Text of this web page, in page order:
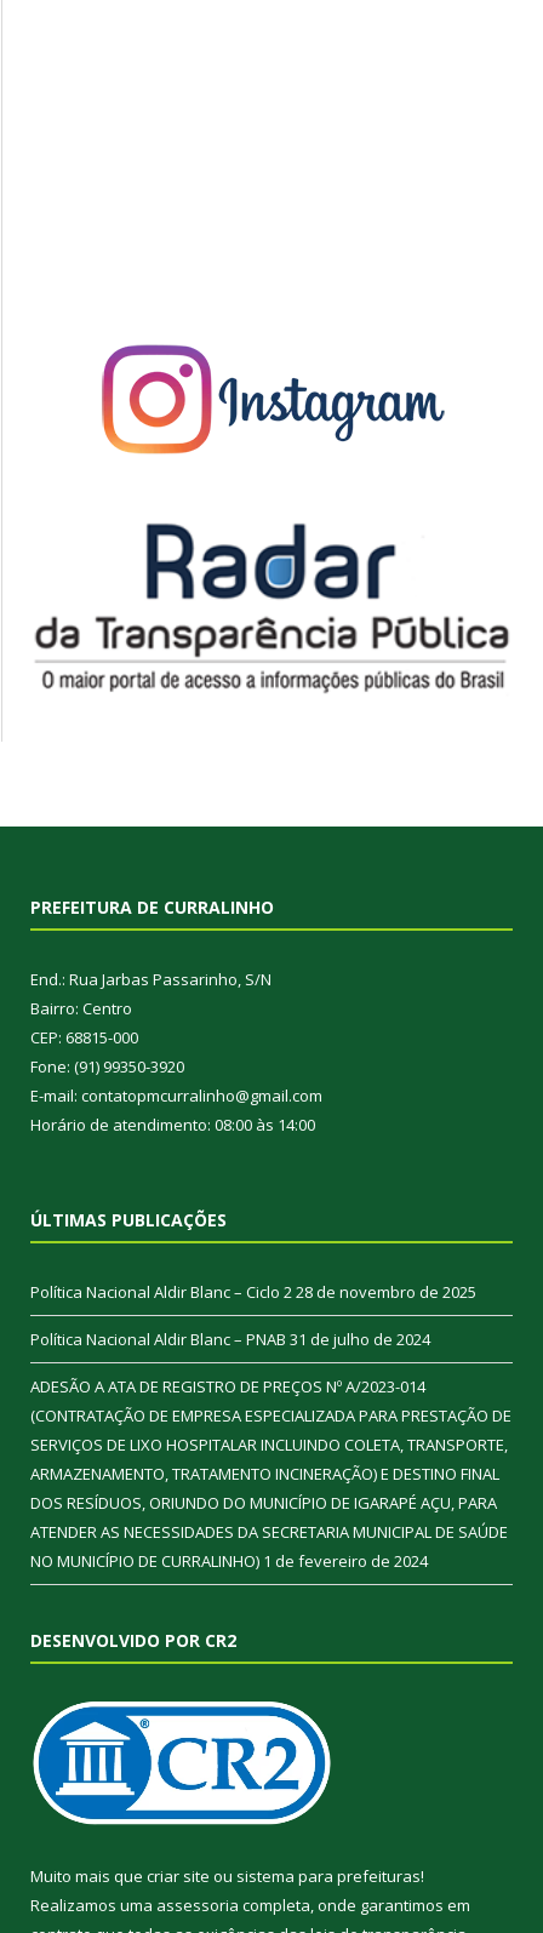
PREFEITURA DE CURRALINHO
End.: Rua Jarbas Passarinho, S/N
Bairro: Centro
CEP: 68815-000
Fone: (91) 99350-3920
E-mail: contatopmcurralinho@gmail.com
Horário de atendimento: 08:00 às 14:00
ÚLTIMAS PUBLICAÇÕES
Política Nacional Aldir Blanc – Ciclo 228 de novembro de 2025
Política Nacional Aldir Blanc – PNAB 31 de julho de 2024
ADESÃO A ATA DE REGISTRO DE PREÇOS Nº A/2023-014
(CONTRATAÇÃO DE EMPRESA ESPECIALIZADA PARA PRESTAÇÃO DE
SERVIÇOS DE LIXO HOSPITALAR INCLUINDO COLETA, TRANSPORTE,
ARMAZENAMENTO, TRATAMENTO INCINERAÇÃO) E DESTINO FINAL
DOS RESÍDUOS, ORIUNDO DO MUNICÍPIO DE IGARAPÉ AÇU, PARA
ATENDER AS NECESSIDADES DA SECRETARIA MUNICIPAL DE SAÚDE
NO MUNICÍPIO DE CURRALINHO) 1 de fevereiro de 2024
DESENVOLVIDO POR CR2
Muito mais que criar site ou sistema para prefeituras!
Realizamos uma assessoria completa, onde garantimos em